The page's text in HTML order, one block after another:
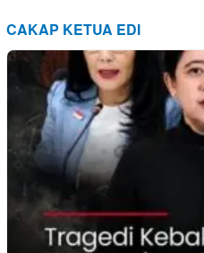
CAKAP KETUA EDI